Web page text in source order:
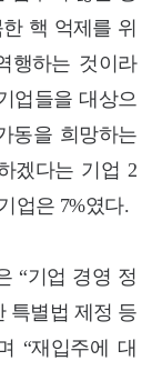
핵 억제를 위
행하는 것이라
업들을 대상으
동을 희망하는
겠다는 기업 2
업은 7%였다.
“기업 경영 정
특별법 제정 등
“재입주에 대